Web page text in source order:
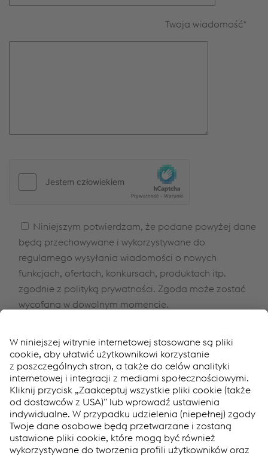
Twoja wiadomość*
lasse
dieses
Niniejszym potwierdzam, że podane powyżej dane
będą przechowywane i wykorzystywane do
regularnego wysyłania wiadomości o nowych
funkcjach, ofertach, konkursach, produktach itp.
zgodnie z polityką prywatności. Zgoda może zostać
wycofana w dowolnym momencie.